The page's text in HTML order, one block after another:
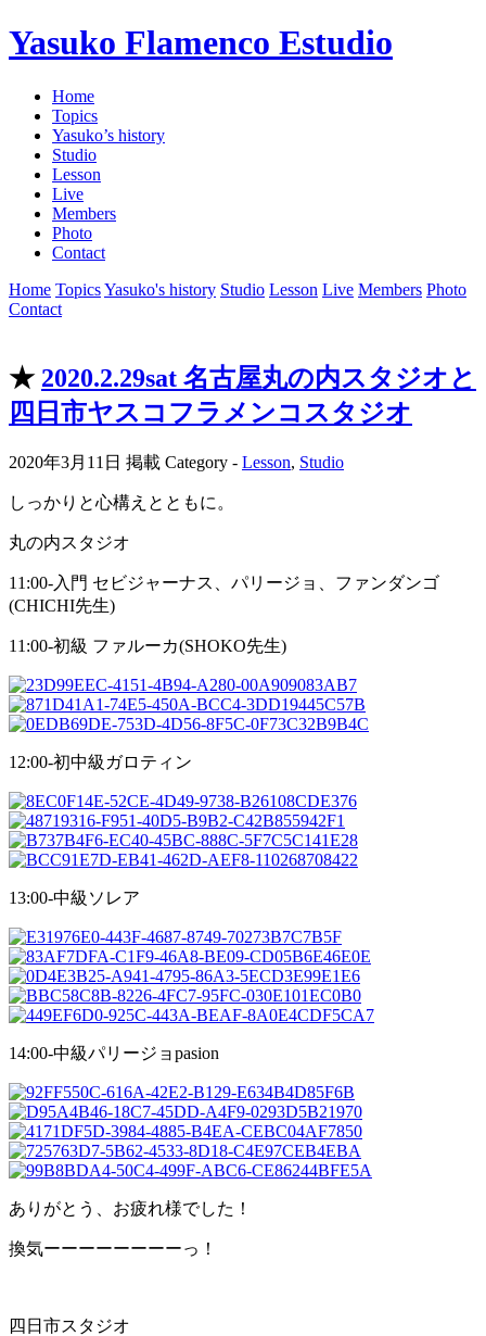
Yasuko Flamenco Estudio
Home
Topics
Yasuko’s history
Studio
Lesson
Live
Members
Photo
Contact
Home TopicsYasuko's history Studio Lesson Live Members Photo
Contact
★ 2020.2.29sat 名古屋丸の内スタジオと
四日市ヤスコフラメンコスタジオ
2020年3月11日 掲載 Category - Lesson, Studio
しっかりと心構えとともに。
丸の内スタジオ
11:00-入門 セビジャーナス、パリージョ、ファンダンゴ
(CHICHI先生)
11:00-初級 ファルーカ(SHOKO先生)
12:00-初中級ガロティン
13:00-中級ソレア
14:00-中級パリージョpasion
ありがとう、お疲れ様でした！
換気ーーーーーーーーっ！
四日市スタジオ